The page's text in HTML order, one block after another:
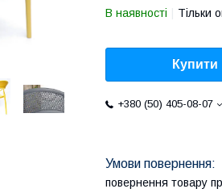
В наявності Тільки
Купити
+380 (50) 405-08-07
повернення товару